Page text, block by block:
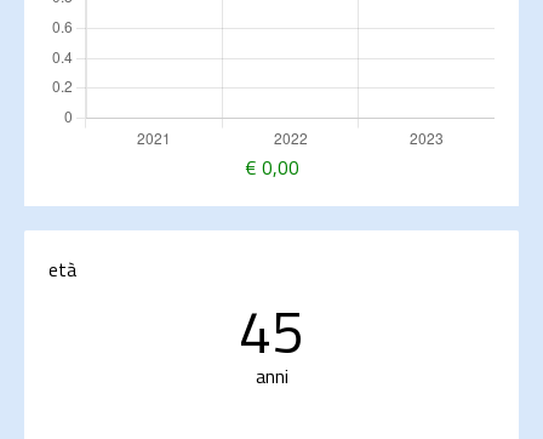
€ 0,00
età
45
anni